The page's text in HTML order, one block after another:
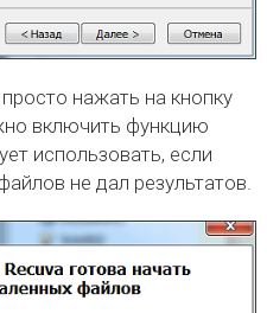
нажать на кнопку
включить функцию
использовать, если
не дал результатов.